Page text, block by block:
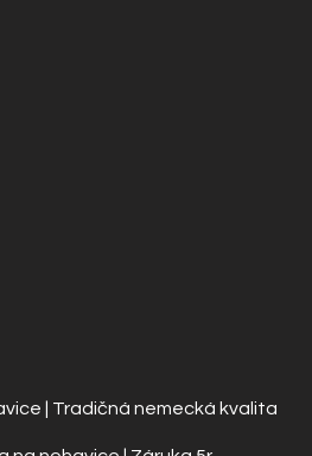
| Tradičná nemecká kvalita